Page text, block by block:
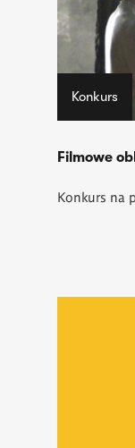
Konkurs
Filmowe
Konkurs na